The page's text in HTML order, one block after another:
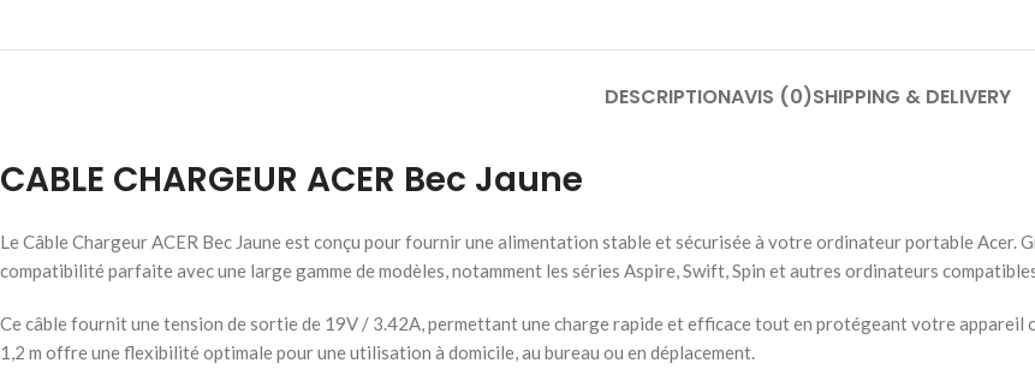
DESCRIPTIONAVIS (0)SHIPPING & DELIVERY
CABLE CHARGEUR ACER Bec Jaune
Le Câble Chargeur ACER Bec Jaune est conçu pour fournir une alimentation stable et sécurisée à votre ordinateur portable Acer.
compatibilité parfaite avec une large gamme de modèles, notamment les séries Aspire, Swift, Spin et autres ordinateurs
Ce câble fournit une tension de sortie de 19V / 3.42A, permettant une charge rapide et efficace tout en protégeant votre
1,2 m offre une flexibilité optimale pour une utilisation à domicile, au bureau ou en déplacement.